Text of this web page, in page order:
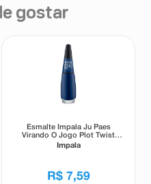
gostar
Esmalte Impala Ju Paes
Virando O Jogo Plot Twist
7,5ml
Impala
R$ 7,59